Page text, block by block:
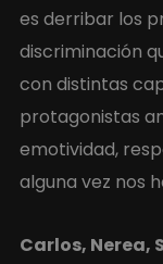
es derribar los
discriminación
con distintas
protagonistas
emotividad,
alguna vez nos
Carlos, Nerea,